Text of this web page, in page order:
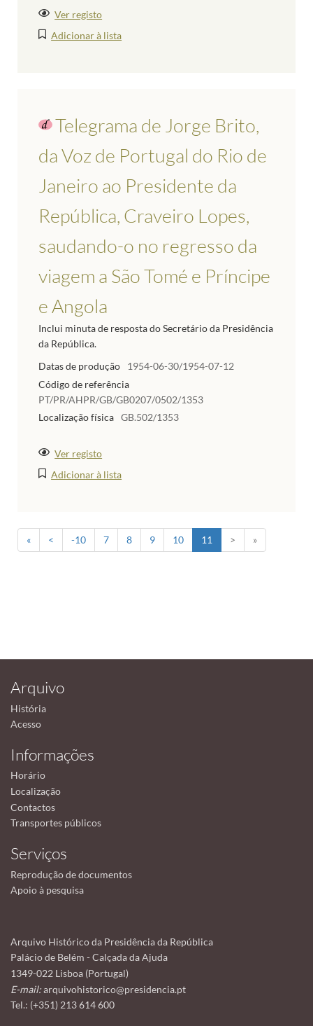
Ver registo
Adicionar à lista
Telegrama de Jorge Brito,
da Voz de Portugal do Rio de
Janeiro ao Presidente da
República, Craveiro Lopes,
saudando-o no regresso da
viagem a São Tomé e Príncipe
e Angola
Inclui minuta de resposta do Secretário da Presidência
da República.
Datas de produção
1954-06-30/1954-07-12
Código de referência
PT/PR/AHPR/GB/GB0207/0502/1353
Localização física GB.502/1353
Ver registo
Adicionar à lista
« < -10 7 8 9 10 11 > »
Arquivo
História
Acesso
Informações
Horário
Localização
Contactos
Transportes públicos
Serviços
Reprodução de documentos
Apoio à pesquisa
Arquivo Histórico da Presidência da República
Palácio de Belém - Calçada da Ajuda
1349-022 Lisboa (Portugal)
E-mail:arquivohistorico@presidencia.pt
Tel.: (+351) 213 614 600